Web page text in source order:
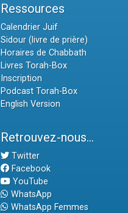
Ressources
Calendrier Juif
Sidour (livre de prière)
Horaires de Chabbath
Livres Torah-Box
Inscription
Podcast Torah-Box
English Version
Retrouvez-nous...
Twitter
Facebook
YouTube
WhatsApp
WhatsApp Femmes